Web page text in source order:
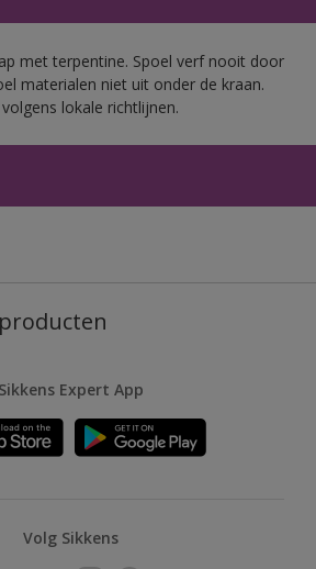
met terpentine. Spoel verf nooit door
materialen niet uit onder de kraan.
lokale richtlijnen.
Sikkens Expert App
Volg Sikkens